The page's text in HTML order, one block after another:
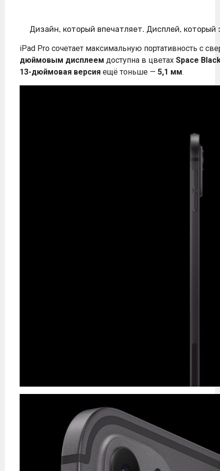
Дизайн, который впечатляет. Дисплей, который
iPad Pro сочетает максимальную портативность с
дюймовым дисплеем доступна в цветах Space
13-дюймовая версия ещё тоньше — 5,1 мм.